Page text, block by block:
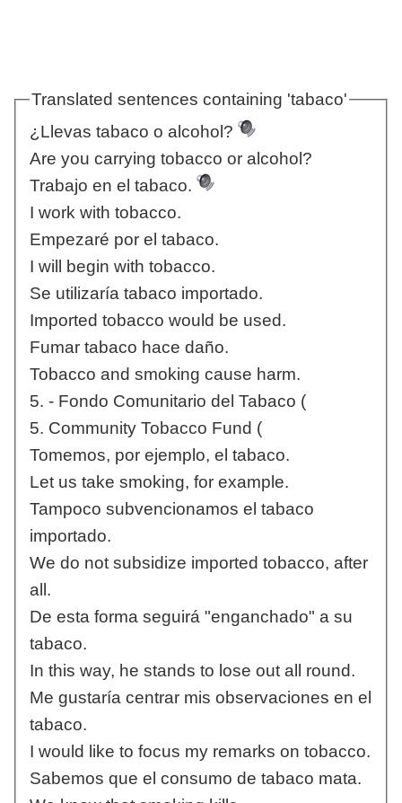
Translated sentences containing 'tabaco'
¿Llevas tabaco o alcohol?
Are you carrying tobacco or alcohol?
Trabajo en el tabaco.
I work with tobacco.
Empezaré por el tabaco.
I will begin with tobacco.
Se utilizaría tabaco importado.
Imported tobacco would be used.
Fumar tabaco hace daño.
Tobacco and smoking cause harm.
5. - Fondo Comunitario del Tabaco (
5. Community Tobacco Fund (
Tomemos, por ejemplo, el tabaco.
Let us take smoking, for example.
Tampoco subvencionamos el tabaco
importado.
We do not subsidize imported tobacco, after
all.
De esta forma seguirá "enganchado" a su
tabaco.
In this way, he stands to lose out all round.
Me gustaría centrar mis observaciones en el
tabaco.
I would like to focus my remarks on tobacco.
Sabemos que el consumo de tabaco mata.